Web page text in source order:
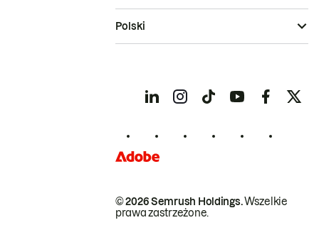
© 2026 Semrush Holdings.Wszelkie
prawa zastrzeżone.
Polski